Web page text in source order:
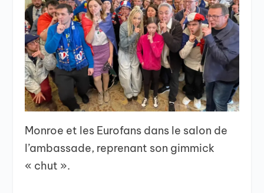
Monroe et les Eurofans dans le salon de
l’ambassade, reprenant son gimmick
« chut ».